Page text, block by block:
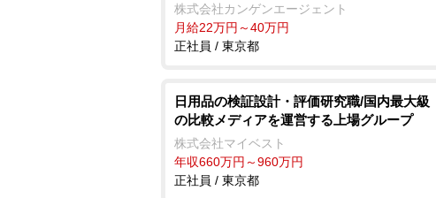
株式会社カンゲンエージェント
月給22万円～40万円
正社員 / 東京都
日用品の検証設計・評価研究職/国内最大級
の比較メディアを運営する上場グループ
株式会社マイベスト
年収660万円～960万円
正社員 / 東京都